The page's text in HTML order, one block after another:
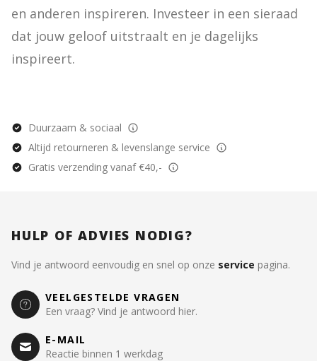
en anderen inspireren. Investeer in een sieraad
dat jouw geloof uitstraalt en je dagelijks
inspireert.
Duurzaam & sociaal
Altijd retourneren & levenslange service
Gratis verzending vanaf €40,-
HULP OF ADVIES NODIG?
Vind je antwoord eenvoudig en snel op onze service pagina.
VEELGESTELDE VRAGEN
Een vraag? Vind je antwoord hier.
E-MAIL
Reactie binnen 1 werkdag